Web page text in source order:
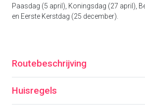
Paasdag (5 april), Koningsdag (27 april),
en Eerste Kerstdag (25 december).
Routebeschrijving
Huisregels